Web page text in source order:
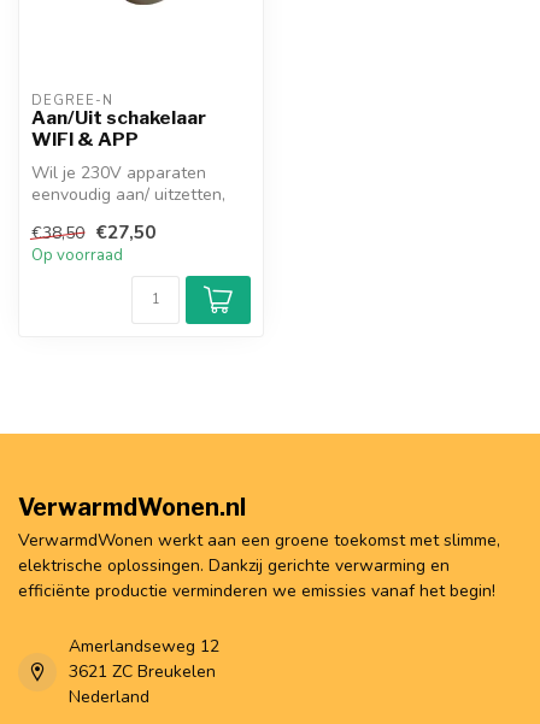
DEGREE-N
Aan/Uit schakelaar
WIFI & APP
Wil je 230V apparaten
eenvoudig aan/ uitzetten,
en op ...
€38,50 €27,50
Op voorraad
VerwarmdWonen.nl
VerwarmdWonen werkt aan een groene toekomst met slimme,
elektrische oplossingen. Dankzij gerichte verwarming en
efficiënte productie verminderen we emissies vanaf het begin!
Amerlandseweg 12
3621 ZC Breukelen
Nederland